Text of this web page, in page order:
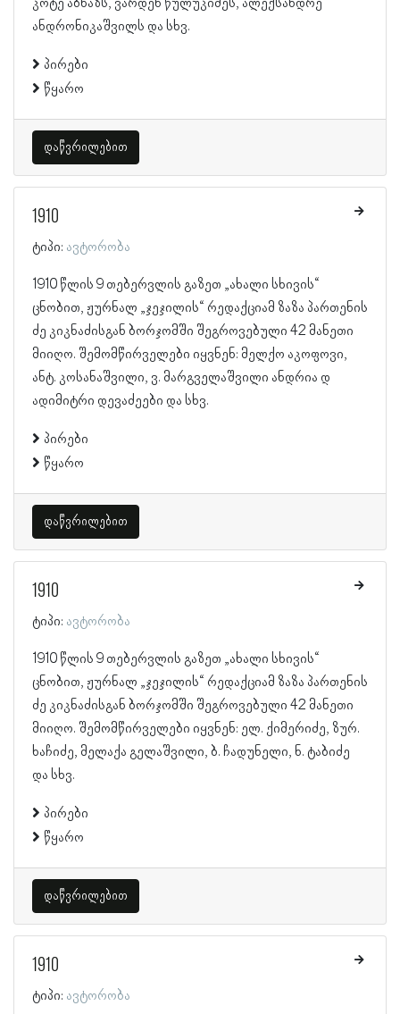
კოტე აბხაზს, ვარდენ წულუკიძეს, ალექსანდრე
ანდრონიკაშვილს და სხვ.
პირები
წყარო
დაწვრილებით
1910
ტიპი: ავტორობა
1910 წლის 9 თებერვლის გაზეთ „ახალი სხივის“
ცნობით, ჟურნალ „ჯეჯილის“ რედაქციამ ზაზა პართენის
ძე კიკნაძისგან ბორჯომში შეგროვებული 42 მანეთი
მიიღო. შემომწირველები იყვნენ: მელქო აკოფოვი,
ანტ. კოსანაშვილი, ვ. მარგველაშვილი ანდრია დ
ადიმიტრი დევაძეები და სხვ.
პირები
წყარო
დაწვრილებით
1910
ტიპი: ავტორობა
1910 წლის 9 თებერვლის გაზეთ „ახალი სხივის“
ცნობით, ჟურნალ „ჯეჯილის“ რედაქციამ ზაზა პართენის
ძე კიკნაძისგან ბორჯომში შეგროვებული 42 მანეთი
მიიღო. შემომწირველები იყვნენ: ელ. ქიმერიძე, ზურ.
ხაჩიძე, მელაქა გელაშვილი, ბ. ჩადუნელი, ნ. ტაბიძე
და სხვ.
პირები
წყარო
დაწვრილებით
1910
ტიპი: ავტორობა